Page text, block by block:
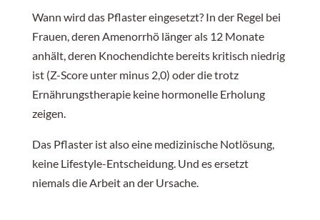
Mikronisiertes Progesteron:
Dosierung: 200 mg täglich
Dauer: 10–12 Tage pro Monat (z.B. Tag 16–26 des
Zyklus)
Wann wird das Pflaster eingesetzt? In der Regel bei
Frauen, deren Amenorrhö länger als 12 Monate
anhält, deren Knochendichte bereits kritisch niedrig
ist (Z-Score unter minus 2,0) oder die trotz
Ernährungstherapie keine hormonelle Erholung
zeigen.
Das Pflaster ist also eine medizinische Notlösung,
keine Lifestyle-Entscheidung. Und es ersetzt
niemals die Arbeit an der Ursache.